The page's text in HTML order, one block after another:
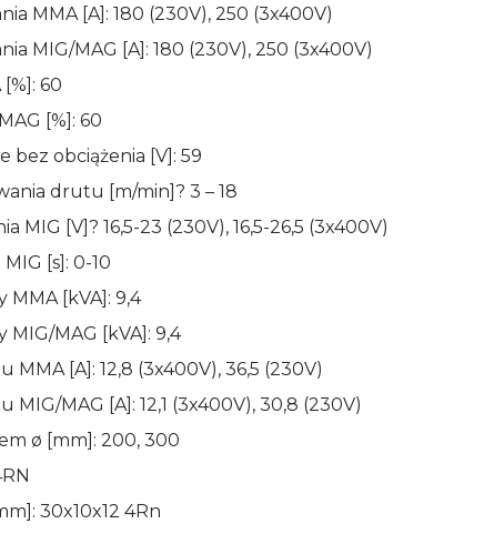
MMA [A]: 180 (230V), 250 (3x400V)
MIG/MAG [A]: 180 (230V), 250 (3x400V)
60
[%]: 60
bez obciążenia [V]: 59
drutu [m/min]? 3 – 18
MIG [V]? 16,5-23 (230V), 16,5-26,5 (3x400V)
[s]: 0-10
MMA [kVA]: 9,4
MIG/MAG [kVA]: 9,4
MMA [A]: 12,8 (3x400V), 36,5 (230V)
MIG/MAG [A]: 12,1 (3x400V), 30,8 (230V)
ø [mm]: 200, 300
30x10x12 4Rn